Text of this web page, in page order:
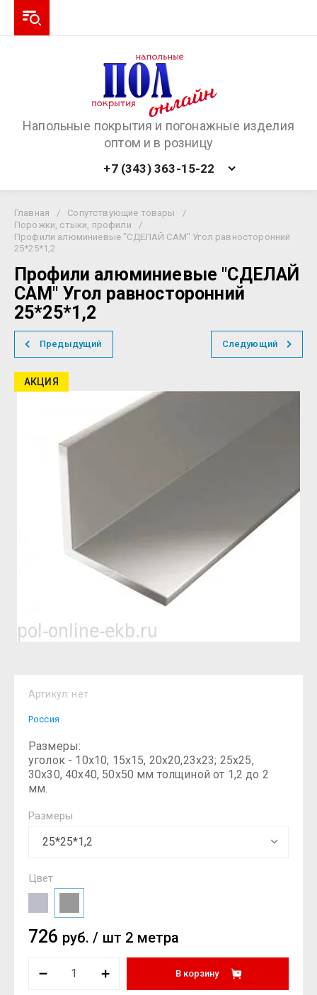
Напольные покрытия и погонажные изделия
оптом и в розницу
+7 (343) 363-15-22
Главная / Сопутствующие товары
/
Порожки, стыки, профили
/
Профили алюминиевые "СДЕЛАЙ САМ" Угол равносторонний
25*25*1,2
Профили алюминиевые "СДЕЛАЙ
САМ" Угол равносторонний
25*25*1,2
Предыдущий Следующий
АКЦИЯ
Артикул: нет
Россия
Размеры:
уголок - 10х10; 15х15, 20х20,23х23; 25х25,
30х30, 40х40, 50х50 мм толщиной от 1,2 до 2
мм.
Размеры
Цвет
726 руб. / шт 2 метра
В корзину